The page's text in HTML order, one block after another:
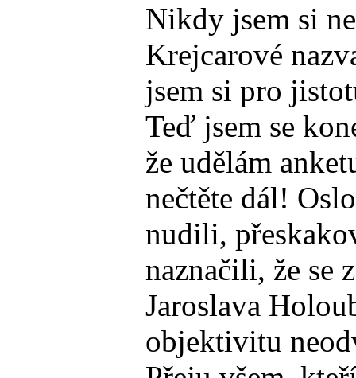
Nikdy jsem si
Krejcarové
jsem si pro
Teď jsem se
že udělám
nečtěte dál!
nudili,
naznačili, že se
Jaroslava
objektivitu